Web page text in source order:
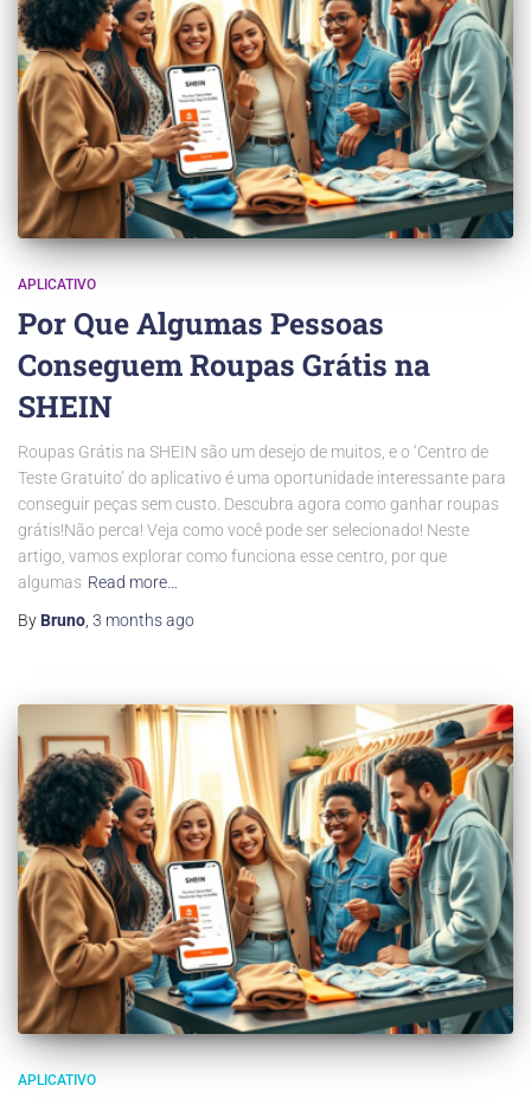
APLICATIVO
Por Que Algumas Pessoas
Conseguem Roupas Grátis na
SHEIN
Roupas Grátis na SHEIN são um desejo de muitos, e o ‘Centro de
Teste Gratuito’ do aplicativo é uma oportunidade interessante para
conseguir peças sem custo. Descubra agora como ganhar roupas
grátis!Não perca! Veja como você pode ser selecionado! Neste
artigo, vamos explorar como funciona esse centro, por que
algumas Read more…
By Bruno 3 monthsago
APLICATIVO